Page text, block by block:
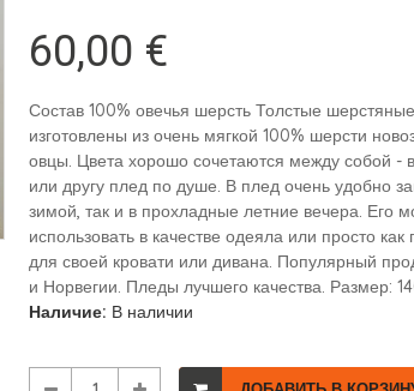
60,00 €
Состав 100% овечья шерсть Толстые
изготовлены из очень мягкой 100% шерсти
овцы. Цвета хорошо сочетаются между собой -
или другу плед по душе. В плед очень удобно
зимой, так и в прохладные летние вечера. Его
использовать в качестве одеяла или просто как
для своей кровати или дивана. Популярный
и Норвегии. Пледы лучшего качества. Размер:
Наличие: В наличии